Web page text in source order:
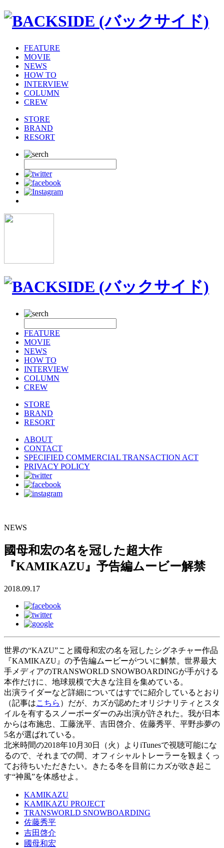
FEATURE
MOVIE
NEWS
HOW TO
INTERVIEW
COLUMN
CREW
STORE
BRAND
RESORT
FEATURE
MOVIE
NEWS
HOW TO
INTERVIEW
COLUMN
CREW
STORE
BRAND
RESORT
ABOUT
CONTACT
SPECIFIED COMMERCIAL TRANSACTION ACT
PRIVACY POLICY
NEWS
國母和宏の名を冠した超大作
『KAMIKAZU』予告編ムービー解禁
2018.09.17
世界の“KAZU”こと國母和宏の名を冠したシグネチャー作品
『KAMIKAZU』の予告編ムービーがついに解禁。世界最大
手メディアのTRANSWORLD SNOWBOARDINGが手がける
本作だけに、地球規模で大きな注目を集めている。
出演ライダーなど詳細についてはすでに紹介しているとおり
（記事はこちら ）だが、カズが認めたオリジナリティとスタ
イルを有するスノーボーダーのみ出演が許された。我が日本
からは布施忠、工藤洸平、吉田啓介、佐藤秀平、平野歩夢の
5名が選ばれている。
北米時間の2018年10月30日（火）よりiTunesで視聴可能にな
るので、それまでの間、オフィシャルトレーラーを観まくっ
てお待ちいただきたい。きたる冬を目前にカズが吹き起こ
す“神風”を体感せよ。
KAMIKAZU
KAMIKAZU PROJECT
TRANSWORLD SNOWBOARDING
佐藤秀平
吉田啓介
國母和宏